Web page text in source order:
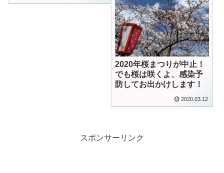
2020年桜まつりが中止！
でも桜は咲くよ、感染予
防してお出かけします！
2020.03.12
スポンサーリンク